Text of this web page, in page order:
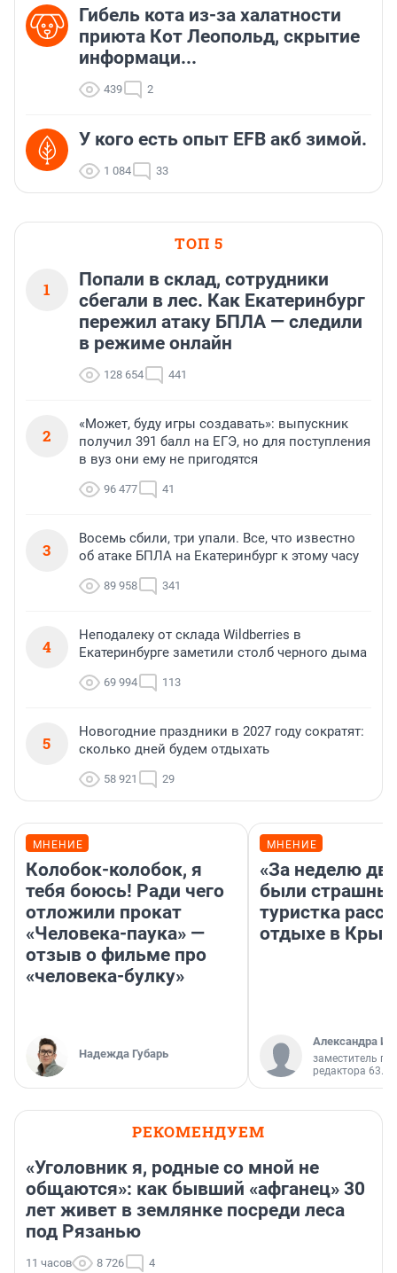
Гибель кота из-за халатности
приюта Кот Леопольд, скрытиe
информаци...
439 2
У кого есть опыт EFB акб зимой.
1 084 33
ТОП 5
1
Попали в склад, сотрудники
сбегали в лес. Как Екатеринбург
пережил атаку БПЛА — следили
в режиме онлайн
128 654 441
2
«Может, буду игры создавать»: выпускник
получил 391 балл на ЕГЭ, но для поступления
в вуз они ему не пригодятся
96 477 41
3
Восемь сбили, три упали. Все, что известно
об атаке БПЛА на Екатеринбург к этому часу
89 958 341
4
Неподалеку от склада Wildberries в
Екатеринбурге заметили столб черного дыма
69 994 113
5
Новогодние праздники в 2027 году сократят:
сколько дней будем отдыхать
58 921 29
МНЕНИЕ
Колобок-колобок, я
тебя боюсь! Ради чего
отложили прокат
«Человека-паука» —
отзыв о фильме про
«человека-булку»
Надежда Губарь
МНЕНИЕ
«За неделю
были
туристка
отдыхе в
Александра
заместитель
редактора 63.RU
РЕКОМЕНДУЕМ
«Уголовник я, родные со мной не
общаются»: как бывший «афганец» 30
лет живет в землянке посреди леса
под Рязанью
11 часов 8 726 4